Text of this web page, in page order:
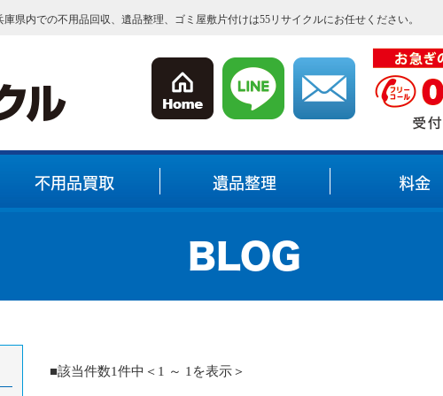
県内での不用品回収、遺品整理、ゴミ屋敷片付けは55リサイクルにお任せください。
不用品買取 遺品整理 料金
BLOG
■該当件数1件中＜1 ～ 1を表示＞